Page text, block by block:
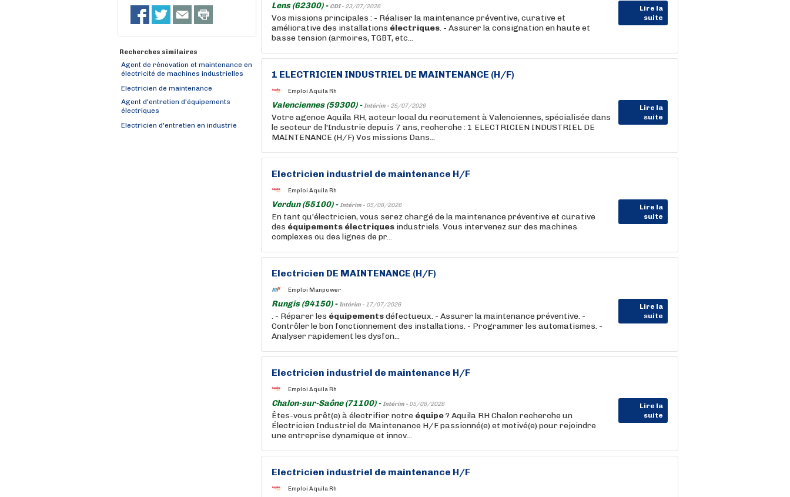
Recherches similaires
Agent de rénovation et maintenance en
électricité de machines industrielles
Electricien de maintenance
Agent d'entretien d'équipements
électriques
Electricien d'entretien en industrie
Lens (62300) - CDI - 23/07/2026
Lire la
suite
Vos missions principales : - Réaliser la maintenance préventive, curative et
améliorative des installations électriques. - Assurer la consignation en haute et
basse tension (armoires, TGBT, etc...
1 ELECTRICIEN INDUSTRIEL DE MAINTENANCE (H/F)
Emploi Aquila Rh
Valenciennes (59300) -Intérim - 25/07/2026
Lire la
suite
Votre agence Aquila RH, acteur local du recrutement à Valenciennes, spécialisée dans
le secteur de l'Industrie depuis 7 ans, recherche : 1 ELECTRICIEN INDUSTRIEL DE
MAINTENANCE (H/F) Vos missions Dans...
Electricien industriel de maintenance H/F
Emploi Aquila Rh
Verdun (55100) -Intérim - 05/08/2026
Lire la
suite
En tant qu'électricien, vous serez chargé de la maintenance préventive et curative
des équipements électriques industriels. Vous intervenez sur des machines
complexes ou des lignes de pr...
Electricien DE MAINTENANCE (H/F)
Emploi Manpower
Rungis (94150) -Intérim - 17/07/2026
Lire la
suite
. - Réparer les équipementsdéfectueux. - Assurer la maintenance préventive. -
Contrôler le bon fonctionnement des installations. - Programmer les automatismes. -
Analyser rapidement les dysfon...
Electricien industriel de maintenance H/F
Emploi Aquila Rh
Chalon-sur-Saône (71100) -Intérim - 05/08/2026
Lire la
suite
Êtes-vous prêt(e) à électrifier notre équipe? Aquila RH Chalon recherche un
Électricien Industriel de Maintenance H/F passionné(e) et motivé(e) pour rejoindre
une entreprise dynamique et innov...
Electricien industriel de maintenance H/F
Emploi Aquila Rh